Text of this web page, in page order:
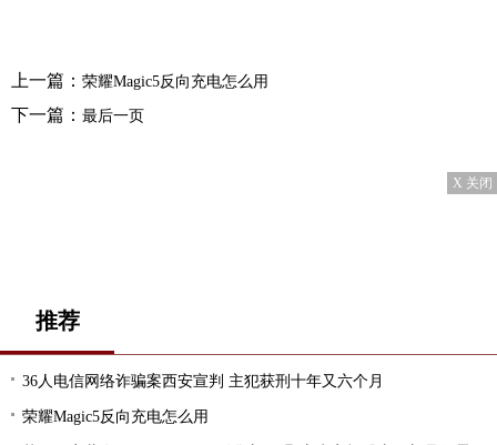
上一篇： 荣耀Magic5反向充电怎么用
下一篇： 最后一页
X 关闭
推荐
36人电信网络诈骗案西安宣判 主犯获刑十年又六个月
荣耀Magic5反向充电怎么用